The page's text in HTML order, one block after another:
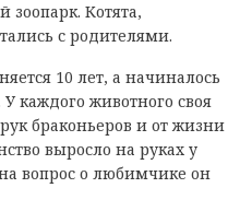
зоопарк. Котята,
с родителями.
10 лет, а начиналось
каждого животного своя
браконьеров и от жизни
выросло на руках у
вопрос о любимчике он